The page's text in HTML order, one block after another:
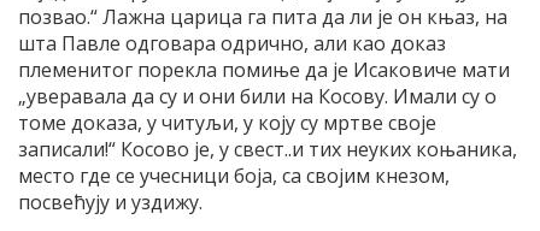
позвао.“ Лажна царица га пита да ли је он књаз, на
шта Павле одговара одрично, али као доказ
племенитог порекла помиње да је Исаковиче мати
„уверавала да су и они били на Косову. Имали су о
томе доказа, у читуљи, у коју су мртве своје
записали!“ Косово је, у свест..и тих неуких коњаника,
место где се учесници боја, са својим кнезом,
посвећују и уздижу.